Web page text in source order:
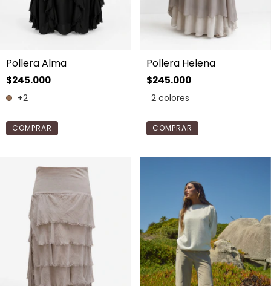
Pollera Alma
$245.000
+2
COMPRAR
Pollera Helena
$245.000
2 colores
COMPRAR